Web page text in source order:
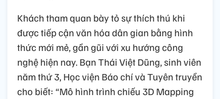
Khách tham quan bày tỏ sự thích thú khi
được tiếp cận văn hóa dân gian bằng hình
thức mới mẻ, gần gũi với xu hướng công
nghệ hiện nay. Bạn Thái Việt Dũng, sinh viên
năm thứ 3, Học viện Báo chí và Tuyên truyền
cho biết: “Mô hình trình chiếu 3D Mapping